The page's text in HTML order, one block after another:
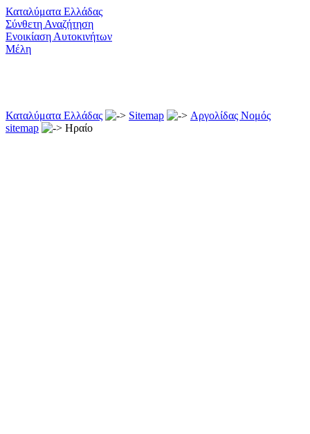
Καταλύματα Ελλάδας
Σύνθετη Αναζήτηση
Ενοικίαση Αυτοκινήτων
Μέλη
Καταλύματα Ελλάδας Sitemap
Αργολίδας Νομός
sitemap
Ηραίο